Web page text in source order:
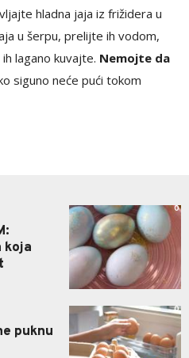
hladna jaja iz frižidera u
u šerpu, prelijte ih vodom,
lagano kuvajte. Nemojte da
siguno neće pući tokom
koja
0
puknu
0